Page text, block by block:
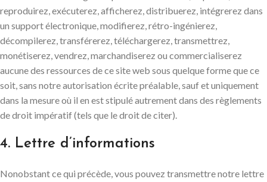
reproduirez, exécuterez, afficherez, distribuerez, intégrerez dans
un support électronique, modifierez, rétro-ingénierez,
décompilerez, transférerez, téléchargerez, transmettrez,
monétiserez, vendrez, marchandiserez ou commercialiserez
aucune des ressources de ce site web sous quelque forme que ce
soit, sans notre autorisation écrite préalable, sauf et uniquement
dans la mesure où il en est stipulé autrement dans des règlements
de droit impératif (tels que le droit de citer).
4. Lettre d’informations
Nonobstant ce qui précède, vous pouvez transmettre notre lettre